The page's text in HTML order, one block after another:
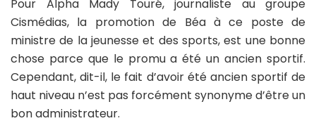
Pour Alpha Mady Touré, journaliste au groupe
Cismédias, la promotion de Béa à ce poste de
ministre de la jeunesse et des sports, est une bonne
chose parce que le promu a été un ancien sportif.
Cependant, dit-il, le fait d’avoir été ancien sportif de
haut niveau n’est pas forcément synonyme d’être un
bon administrateur.